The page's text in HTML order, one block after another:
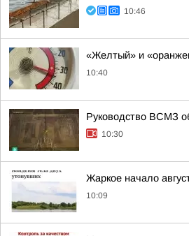
10:46
«Желтый» и
10:40
Руководство ВСМЗ
10:30
Жаркое начало
10:09